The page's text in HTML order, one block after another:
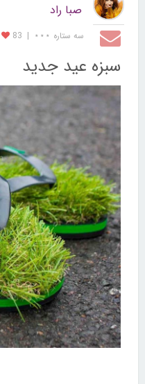
صبا راد
سه ستاره ⋆⋆⋆ |
83
سبزه عید جدید